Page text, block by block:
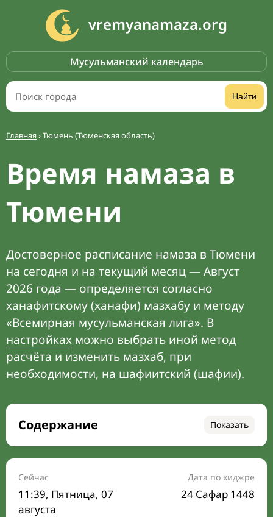
vremyanamaza.org
Мусульманский календарь
Найти
Главная›Тюмень (Тюменская область)
Время намаза в
Тюмени
Достоверное расписание намаза в Тюмени
на сегодня и на текущий месяц — Август
2026 года — определяется согласно
ханафитскому (ханафи) мазхабу и методу
«Всемирная мусульманская лига». В
настройках можно выбрать иной метод
расчёта и изменить мазхаб, при
необходимости, на шафиитский (шафии).
Содержание Показать
Время намаза на сегодня
Расписание на месяц
Время Сухура и Ифтара на сегодня
Сейчас
11:39, Пятница, 07
августа
Дата по хиджре
24 Сафар 1448